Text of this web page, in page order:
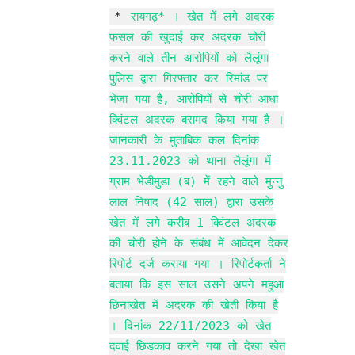
*
रायगढ़* । खेत में लगे अदरक
फसल की खुदाई कर अदरक चोरी
करने वाले तीन आरोपियों को लैलूंगा
पुलिस द्वारा गिरफ्तार कर रिमांड पर
भेजा गया है, आरोपियों से चोरी आधा
क्विंटल अदरक बरामद किया गया है ।
जानकारी के मुताबिक कल दिनांक
23.11.2023 को थाना लैलूंगा में
ग्राम भेडीमुडा (ब) में रहने वाले मुन्नु
लाल निषाद (42 साल) द्वारा उसके
खेत में लगे करीब 1 क्विंटल अदरक
की चोरी होने के संबंध में आवेदन देकर
रिपोर्ट दर्ज कराया गया । रिपोर्टकर्ता ने
बताया कि इस साल उसने अपने महुआ
छिनाखेत में अदरक की खेती किया है
। दिनांक 22/11/2023 को खेत
दवाई छिडकाव करने गया तो देखा खेत